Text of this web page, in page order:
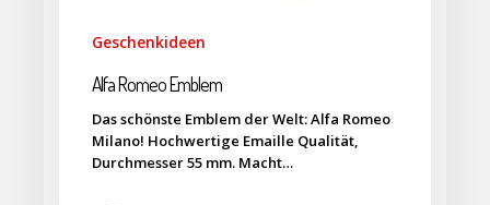
Geschenkideen
Alfa Romeo Emblem
Das schönste Emblem der Welt: Alfa Romeo
Milano! Hochwertige Emaille Qualität,
Durchmesser 55 mm. Macht…